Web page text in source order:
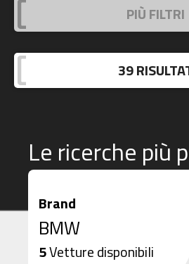
PIÙ FILTRI
Le ricerche più
Brand
BMW
5Vetture disponibili